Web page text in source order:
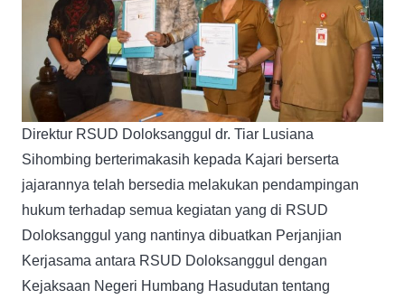
Direktur RSUD Doloksanggul dr. Tiar Lusiana
Sihombing berterimakasih kepada Kajari berserta
jajarannya telah bersedia melakukan pendampingan
hukum terhadap semua kegiatan yang di RSUD
Doloksanggul yang nantinya dibuatkan Perjanjian
Kerjasama antara RSUD Doloksanggul dengan
Kejaksaan Negeri Humbang Hasudutan tentang